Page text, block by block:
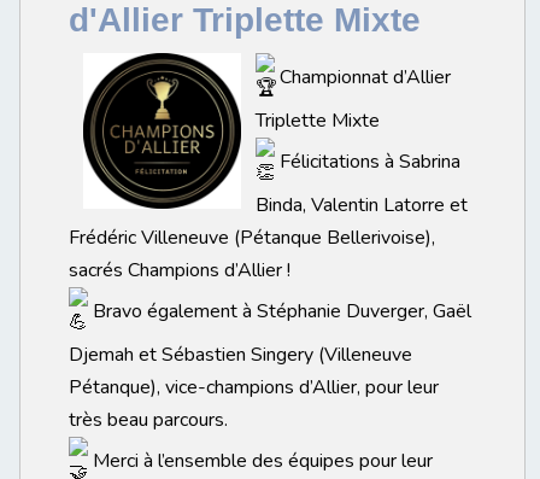
d'Allier Triplette Mixte
Championnat d’Allier
Triplette Mixte
Félicitations à Sabrina
Binda, Valentin Latorre et
Frédéric Villeneuve (Pétanque Bellerivoise),
sacrés Champions d’Allier !
Bravo également à Stéphanie Duverger, Gaël
Djemah et Sébastien Singery (Villeneuve
Pétanque), vice-champions d’Allier, pour leur
très beau parcours.
Merci à l’ensemble des équipes pour leur